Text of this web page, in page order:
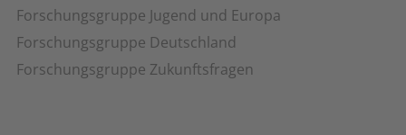
Forschungsgruppe Jugend und Europa
Forschungsgruppe Deutschland
Forschungsgruppe Zukunftsfragen